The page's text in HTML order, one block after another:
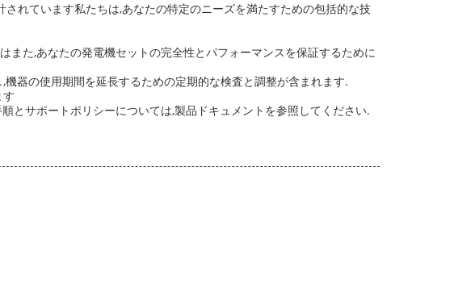
れています私たちは,あなたの特定のニーズを満たすための包括的な技
た,あなたの発電機セットの完全性とパフォーマンスを保証するために
器の使用期間を延長するための定期的な検査と調整が含まれます.
とサポートポリシーについては,製品ドキュメントを参照してください.